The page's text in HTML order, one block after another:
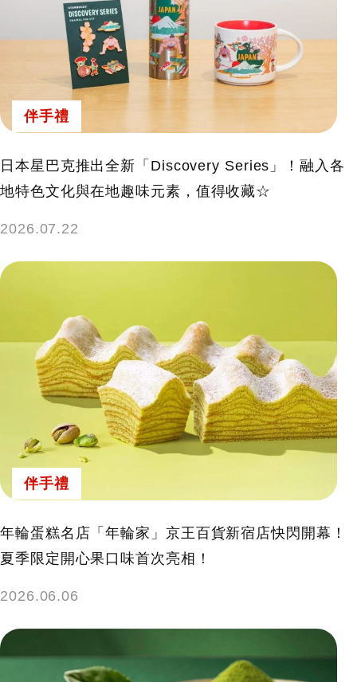
伴手禮
日本星巴克推出全新「Discovery Series」！融入各
地特色文化與在地趣味元素，值得收藏☆
2026.07.22
伴手禮
年輪蛋糕名店「年輪家」京王百貨新宿店快閃開幕！
夏季限定開心果口味首次亮相！
2026.06.06